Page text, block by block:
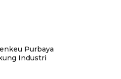
Purbaya
Industri